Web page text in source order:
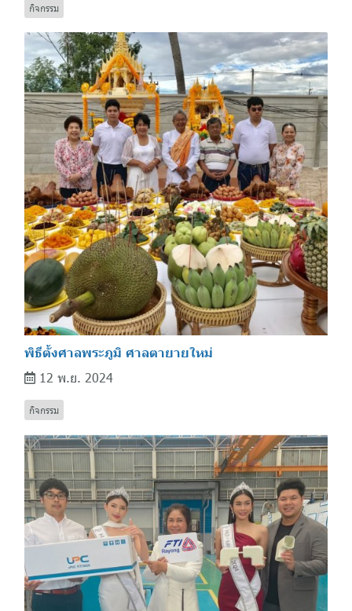
กิจกรรม
พิธีตั้งศาลพระภูมิ ศาลตายายใหม่
12 พ.ย. 2024
กิจกรรม